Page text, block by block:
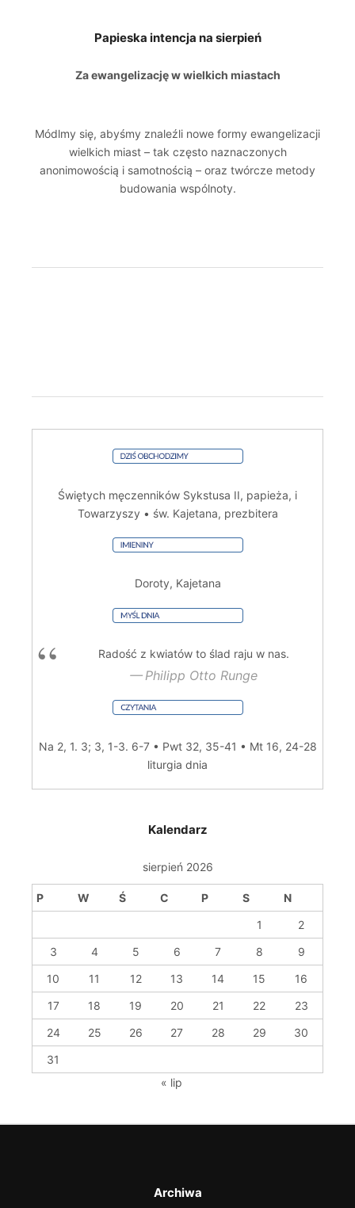
Papieska intencja na sierpień
Za ewangelizację w wielkich miastach
Módlmy się, abyśmy znaleźli nowe formy ewangelizacji
wielkich miast – tak często naznaczonych
anonimowością i samotnością – oraz twórcze metody
budowania wspólnoty.
Świętych męczenników Sykstusa II, papieża, i
Towarzyszy • św. Kajetana, prezbitera
Doroty, Kajetana
Radość z kwiatów to ślad raju w nas.
Philipp Otto Runge
Na 2, 1. 3; 3, 1-3. 6-7 • Pwt 32, 35-41 • Mt 16, 24-28
liturgia dnia
Kalendarz
sierpień 2026
P W Ś C P S
N
1
2
3
4 5 6 7 8
9
10
11 12 13 14 15
16
17
18 19 20 21 22
23
24
25 26 27 28 29
30
31
« lip
Archiwa